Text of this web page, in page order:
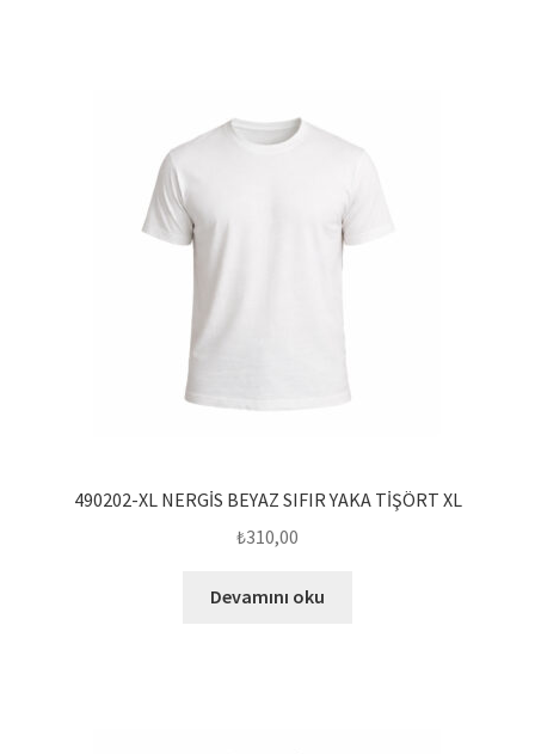
490202-XL NERGİS BEYAZ SIFIR YAKA TİŞÖRT XL
₺310,00
Devamını oku